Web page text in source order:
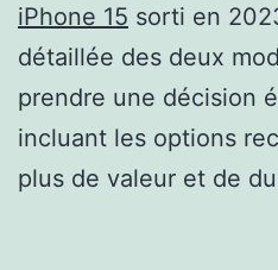
iPhone 15 sorti en
détaillée des deux
prendre une décision
incluant les options
plus de valeur et de